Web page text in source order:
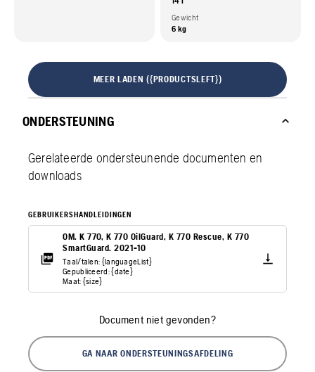
Gewicht
6 kg
MEER LADEN ({PRODUCTSLEFT})
ONDERSTEUNING
Gerelateerde ondersteunende documenten en
downloads
GEBRUIKERSHANDLEIDINGEN
OM. K 770, K 770 OilGuard, K 770 Rescue, K 770
SmartGuard. 2021-10
Taal/talen: {languageList}
Gepubliceerd: {date}
Maat: {size}
Document niet gevonden?
GA NAAR ONDERSTEUNINGSAFDELING